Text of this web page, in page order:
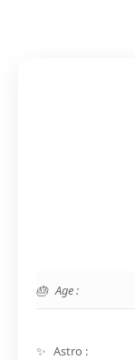
Age :
Astro :